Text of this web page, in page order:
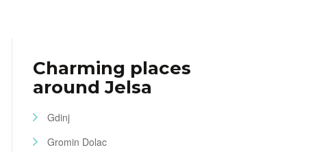
Charming places
around Jelsa
Gdinj
Gromin Dolac